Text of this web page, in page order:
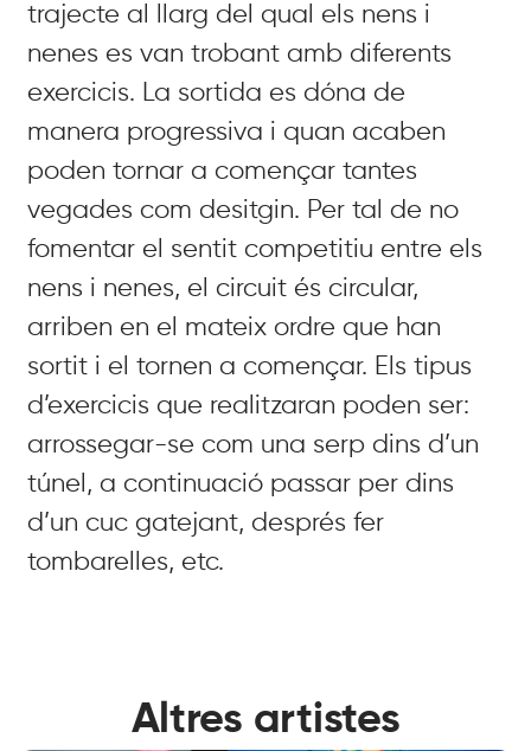
trajecte al llarg del qual els nens i
nenes es van trobant amb diferents
exercicis. La sortida es dóna de
manera progressiva i quan acaben
poden tornar a començar tantes
vegades com desitgin. Per tal de no
fomentar el sentit competitiu entre els
nens i nenes, el circuit és circular,
arriben en el mateix ordre que han
sortit i el tornen a començar. Els tipus
d’exercicis que realitzaran poden ser:
arrossegar-se com una serp dins d’un
túnel, a continuació passar per dins
d’un cuc gatejant, després fer
tombarelles, etc.
Altres artistes